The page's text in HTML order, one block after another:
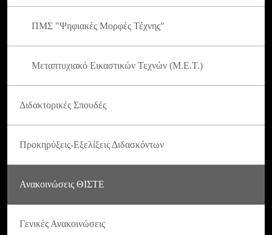
ΠΜΣ "Ψηφιακές Μορφές Τέχνης"
Μεταπτυχιακό Εικαστικών Τεχνών (Μ.Ε.Τ.)
Διδακτορικές Σπουδές
Προκηρύξεις-Εξελίξεις Διδασκόντων
Ανακοινώσεις ΘΙΣΤΕ
Γενικές Ανακοινώσεις